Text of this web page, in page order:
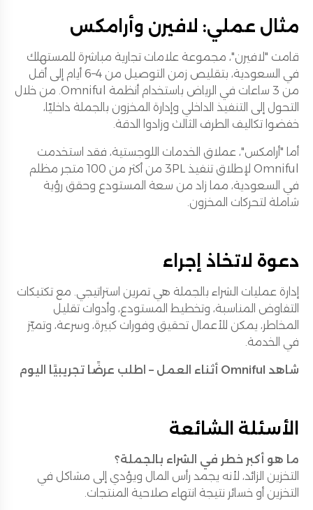
مثال عملي: لافيرن وأرامكس
قامت "لافيرن"، مجموعة علامات تجارية مباشرة للمستهلك
في السعودية، بتقليص زمن التوصيل من 4–6 أيام إلى أقل
من 3 ساعات في الرياض باستخدام أنظمة Omniful. من خلال
التحول إلى التنفيذ الداخلي وإدارة المخزون بالجملة داخليًا،
خفضوا تكاليف الطرف الثالث وزادوا الدقة.
أما "أرامكس"، عملاق الخدمات اللوجستية، فقد استخدمت
Omniful لإطلاق تنفيذ 3PL من أكثر من 100 متجر مظلم
في السعودية، مما زاد من سعة المستودع وحقق رؤية
شاملة لتحركات المخزون.
دعوة لاتخاذ إجراء
إدارة عمليات الشراء بالجملة هي تمرين استراتيجي. مع تكتيكات
التفاوض المناسبة، وتخطيط المستودع، وأدوات تقليل
المخاطر، يمكن للأعمال تحقيق وفورات كبيرة، وسرعة، وتميّز
في الخدمة.
شاهد Omniful أثناء العمل – اطلب عرضًا تجريبيًا اليوم
الأسئلة الشائعة
ما هو أكبر خطر في الشراء بالجملة؟
التخزين الزائد، لأنه يجمد رأس المال ويؤدي إلى مشاكل في
التخزين أو خسائر نتيجة انتهاء صلاحية المنتجات.